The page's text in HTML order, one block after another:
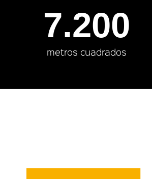
metros cuadrados
7.200